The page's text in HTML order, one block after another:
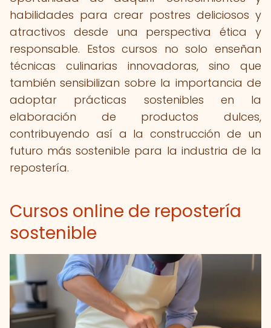
habilidades para crear postres deliciosos y
atractivos desde una perspectiva ética y
responsable. Estos cursos no solo enseñan
técnicas culinarias innovadoras, sino que
también sensibilizan sobre la importancia de
adoptar prácticas sostenibles en la
elaboración de productos dulces,
contribuyendo así a la construcción de un
futuro más sostenible para la industria de la
repostería.
Cursos online de repostería
sostenible